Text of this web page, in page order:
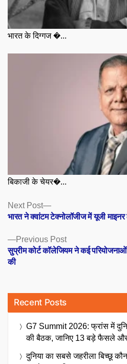
भारत के दिग्गज �...
बिकाजी के चेयर�...
Posts
navigation
Previous PostPrevious
post:
सुप्रीम कोर्ट कॉलेजियम ने कई परियोजनाओं
की
Next Post
Next
post:
भारत ने क्वांटम टेक्नोलॉजीज में यूजी माइनर
Recent Posts
G7 Summit 2026: फ्रांस में
की बैठक, जानिए 13 बड़े फैसले और
दुनिया का सबसे जहरीला बिच्छू